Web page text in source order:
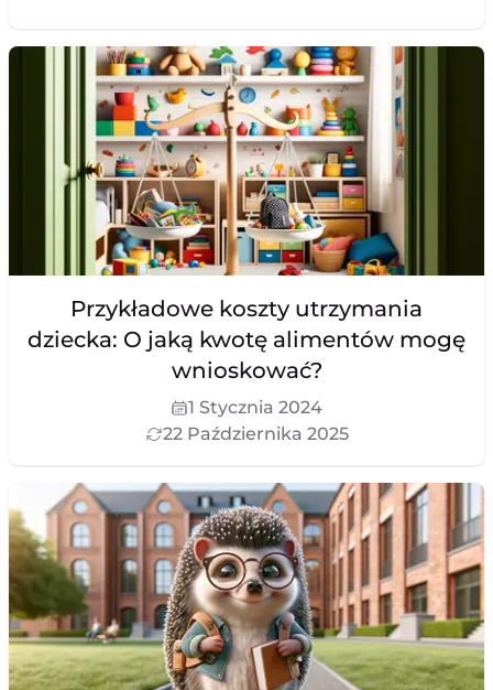
Przykładowe koszty utrzymania
dziecka: O jaką kwotę alimentów mogę
wnioskować?
1 Stycznia 2024
22 Października 2025